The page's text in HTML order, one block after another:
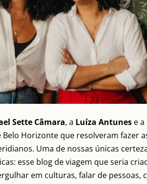
Sette Câmara, a Luíza Antunes e a
Horizonte que resolveram fazer
Uma de nossas únicas
esse blog de viagem que seria
em culturas, falar de